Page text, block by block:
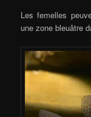
Les femelles
une zone bleuâtre